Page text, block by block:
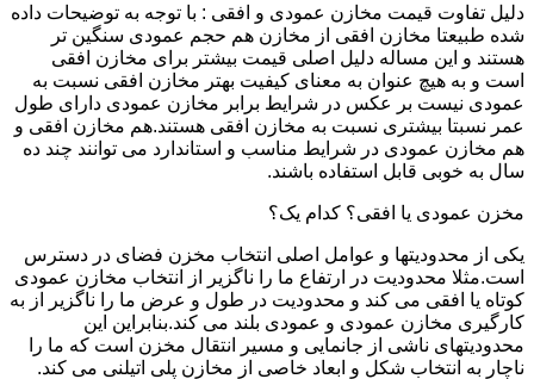
دلیل تفاوت قیمت مخازن عمودی و افقی : با توجه به توضیحات داده
شده طبیعتا مخازن افقی از مخازن هم حجم عمودی سنگین تر
هستند و این مساله دلیل اصلی قیمت بیشتر برای مخازن افقی
است و به هیچ عنوان به معنای کیفیت بهتر مخازن افقی نسبت به
عمودی نیست بر عکس در شرایط برابر مخازن عمودی دارای طول
عمر نسبتا بیشتری نسبت به مخازن افقی هستند.هم مخازن افقی و
هم مخازن عمودی در شرایط مناسب و استاندارد می توانند چند ده
سال به خوبی قابل استفاده باشند.
مخزن عمودی یا افقی؟ کدام یک؟
یکی از محدودیتها و عوامل اصلی انتخاب مخزن فضای در دسترس
است.مثلا محدودیت در ارتفاع ما را ناگزیر از انتخاب مخازن عمودی
کوتاه یا افقی می کند و محدودیت در طول و عرض ما را ناگزیر از به
کارگیری مخازن عمودی و عمودی بلند می کند.بنابراین این
محدودیتهای ناشی از جانمایی و مسیر انتقال مخزن است که ما را
ناچار به انتخاب شکل و ابعاد خاصی از مخازن پلی اتیلنی می کند.